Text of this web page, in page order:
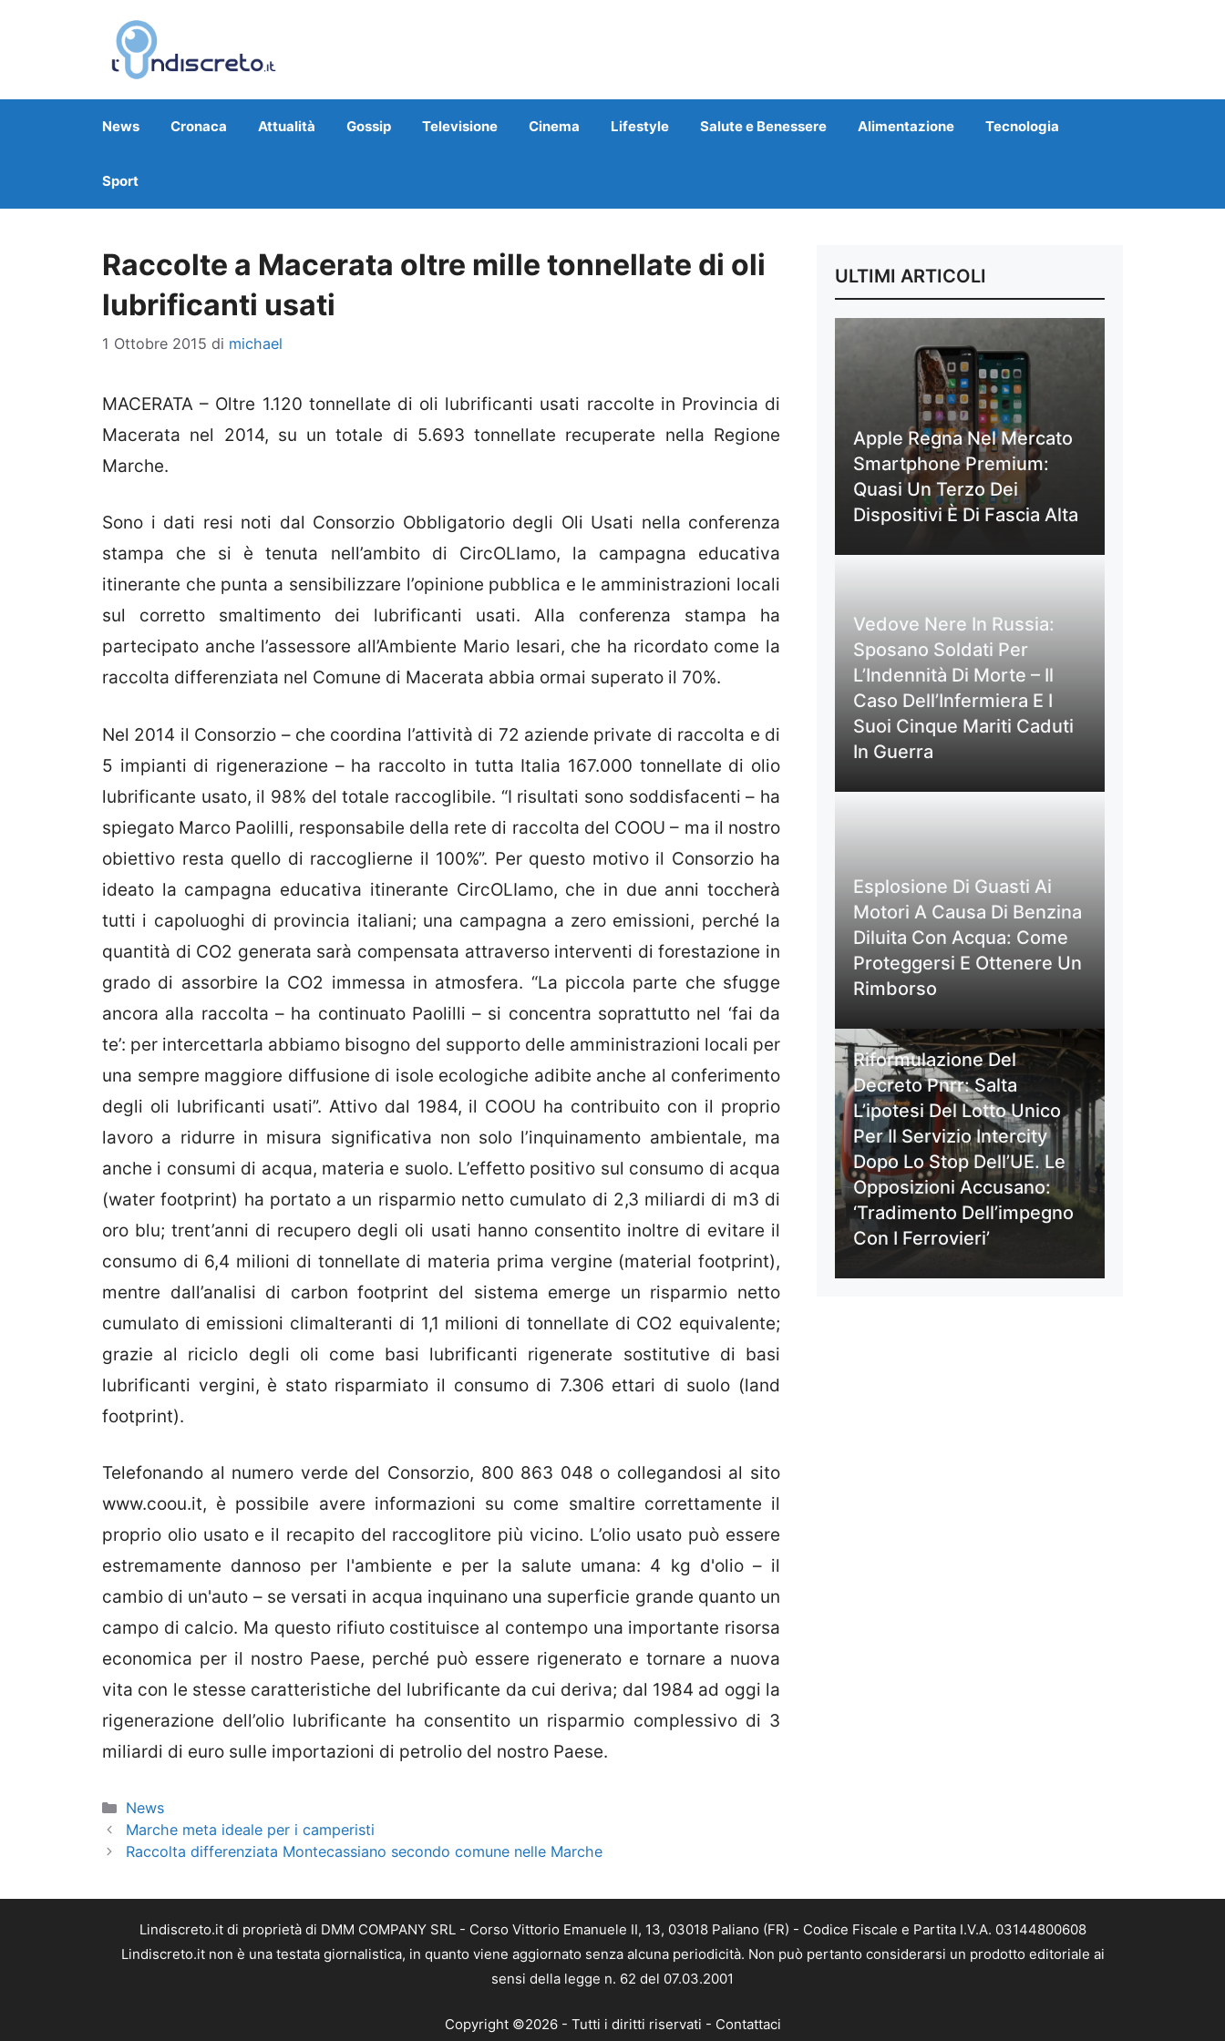
News Cronaca Attualità Gossip Televisione Cinema Lifestyle Salute e Benessere Alimentazione Tecnologia
Sport
Raccolte a Macerata oltre mille tonnellate di oli
lubrificanti usati
1 Ottobre 2015 di michael
MACERATA – Oltre 1.120 tonnellate di oli lubrificanti usati raccolte in Provincia di
Macerata nel 2014, su un totale di 5.693 tonnellate recuperate nella Regione
Marche.
Sono i dati resi noti dal Consorzio Obbligatorio degli Oli Usati nella conferenza
stampa che si è tenuta nell’ambito di CircOLIamo, la campagna educativa
itinerante che punta a sensibilizzare l’opinione pubblica e le amministrazioni locali
sul corretto smaltimento dei lubrificanti usati. Alla conferenza stampa ha
partecipato anche l’assessore all’Ambiente Mario Iesari, che ha ricordato come la
raccolta differenziata nel Comune di Macerata abbia ormai superato il 70%.
Nel 2014 il Consorzio – che coordina l’attività di 72 aziende private di raccolta e di
5 impianti di rigenerazione – ha raccolto in tutta Italia 167.000 tonnellate di olio
lubrificante usato, il 98% del totale raccoglibile. “I risultati sono soddisfacenti – ha
spiegato Marco Paolilli, responsabile della rete di raccolta del COOU – ma il nostro
obiettivo resta quello di raccoglierne il 100%”. Per questo motivo il Consorzio ha
ideato la campagna educativa itinerante CircOLIamo, che in due anni toccherà
tutti i capoluoghi di provincia italiani; una campagna a zero emissioni, perché la
quantità di CO2 generata sarà compensata attraverso interventi di forestazione in
grado di assorbire la CO2 immessa in atmosfera. “La piccola parte che sfugge
ancora alla raccolta – ha continuato Paolilli – si concentra soprattutto nel ‘fai da
te’: per intercettarla abbiamo bisogno del supporto delle amministrazioni locali per
una sempre maggiore diffusione di isole ecologiche adibite anche al conferimento
degli oli lubrificanti usati”. Attivo dal 1984, il COOU ha contribuito con il proprio
lavoro a ridurre in misura significativa non solo l’inquinamento ambientale, ma
anche i consumi di acqua, materia e suolo. L’effetto positivo sul consumo di acqua
(water footprint) ha portato a un risparmio netto cumulato di 2,3 miliardi di m3 di
oro blu; trent’anni di recupero degli oli usati hanno consentito inoltre di evitare il
consumo di 6,4 milioni di tonnellate di materia prima vergine (material footprint),
mentre dall’analisi di carbon footprint del sistema emerge un risparmio netto
cumulato di emissioni climalteranti di 1,1 milioni di tonnellate di CO2 equivalente;
grazie al riciclo degli oli come basi lubrificanti rigenerate sostitutive di basi
lubrificanti vergini, è stato risparmiato il consumo di 7.306 ettari di suolo (land
footprint).
Telefonando al numero verde del Consorzio, 800 863 048 o collegandosi al sito
www.coou.it, è possibile avere informazioni su come smaltire correttamente il
proprio olio usato e il recapito del raccoglitore più vicino. L’olio usato può essere
estremamente dannoso per l'ambiente e per la salute umana: 4 kg d'olio – il
cambio di un'auto – se versati in acqua inquinano una superficie grande quanto un
campo di calcio. Ma questo rifiuto costituisce al contempo una importante risorsa
economica per il nostro Paese, perché può essere rigenerato e tornare a nuova
vita con le stesse caratteristiche del lubrificante da cui deriva; dal 1984 ad oggi la
rigenerazione dell’olio lubrificante ha consentito un risparmio complessivo di 3
miliardi di euro sulle importazioni di petrolio del nostro Paese.
Categorie
News
Marche meta ideale per i camperisti
Raccolta differenziata Montecassiano secondo comune nelle Marche
ULTIMI ARTICOLI
Apple Regna Nel Mercato
Smartphone Premium:
Quasi Un Terzo Dei
Dispositivi È Di Fascia Alta
Vedove Nere In Russia:
Sposano Soldati Per
L’Indennità Di Morte – Il
Caso Dell’Infermiera E I
Suoi Cinque Mariti Caduti
In Guerra
Esplosione Di Guasti Ai
Motori A Causa Di Benzina
Diluita Con Acqua: Come
Proteggersi E Ottenere Un
Rimborso
Riformulazione Del
Decreto Pnrr: Salta
L’ipotesi Del Lotto Unico
Per Il Servizio Intercity
Dopo Lo Stop Dell’UE. Le
Opposizioni Accusano:
‘Tradimento Dell’impegno
Con I Ferrovieri’
Lindiscreto.it di proprietà di DMM COMPANY SRL - Corso Vittorio Emanuele II, 13, 03018 Paliano (FR) - Codice Fiscale e Partita I.V.A. 03144800608
Lindiscreto.it non è una testata giornalistica, in quanto viene aggiornato senza alcuna periodicità. Non può pertanto considerarsi un prodotto editoriale ai
sensi della legge n. 62 del 07.03.2001
Copyright ©2026 - Tutti i diritti riservati - Contattaci